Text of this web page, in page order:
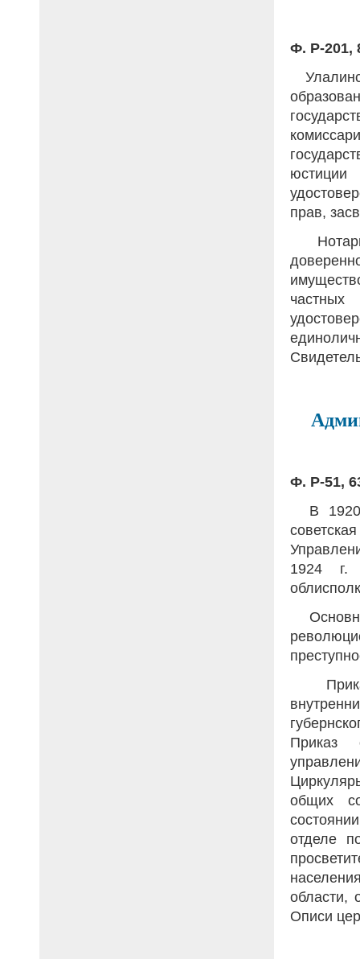
Ф. Р-201,
прав,
Ф. Р-51,
В 1920
1924 г.
Приказ
общих
отделе
области,
Описи